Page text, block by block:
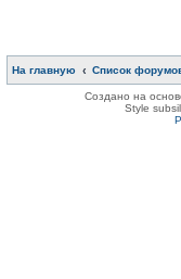
На главную Список
Создано на
Style